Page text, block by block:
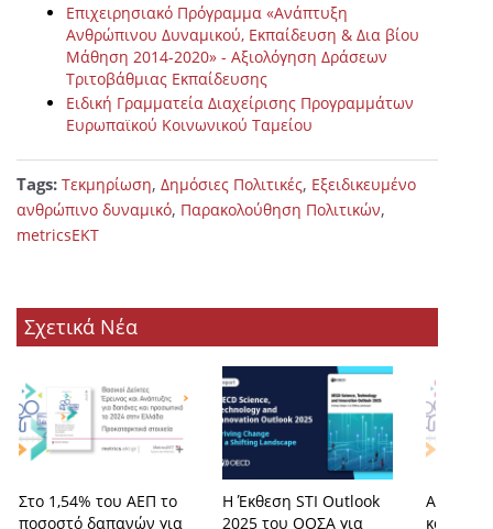
Επιχειρησιακό Πρόγραμμα «Ανάπτυξη
Ανθρώπινου Δυναμικού, Εκπαίδευση & Δια βίου
Μάθηση 2014-2020» - Αξιολόγηση Δράσεων
Τριτοβάθμιας Εκπαίδευσης
Ειδική Γραμματεία Διαχείρισης Προγραμμάτων
Ευρωπαϊκού Κοινωνικού Ταμείου
Tags: Τεκμηρίωση, Δημόσιες Πολιτικές, Εξειδικευμένο
ανθρώπινο δυναμικό, Παρακολούθηση Πολιτικών,
metricsEKT
Σχετικά Νέα
Στο 1,54% του ΑΕΠ το
ποσοστό δαπανών για
Η Έκθεση STI Outlook
2025 του ΟΟΣΑ για
Αύξηση
και